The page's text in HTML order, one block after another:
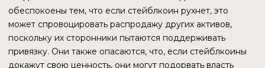
мире верна, то наиболее вероятно, что одной из
заинтересованных сторон являются сторонники
глобализации, представители транснациональных
направления. Например, Илон Маск с его SpaceX, Starlink,
Neuralink и т.д. очень заинтересован в доступе к рынку
всей планеты, иначе зачем запускать спутники над всей